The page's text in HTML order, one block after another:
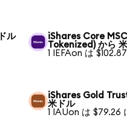
ル
iShares Core
Tokenized) から
1 IEFAon は
iShares Gold
米ドル
1 IAUon は $79.26